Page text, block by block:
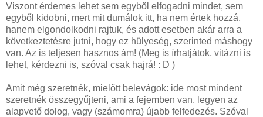
Viszont érdemes lehet sem egyből elfogadni mindet, sem
egyből kidobni, mert mit dumálok itt, ha nem értek hozzá,
hanem elgondolkodni rajtuk, és adott esetben akár arra a
következtetésre jutni, hogy ez hülyeség, szerinted máshogy
van. Az is teljesen hasznos ám! (Meg is írhatjátok, vitázni is
lehet, kérdezni is, szóval csak hajrá! : D )
Amit még szeretnék, mielőtt belevágok: ide most mindent
szeretnék összegyűjteni, ami a fejemben van, legyen az
alapvető dolog, vagy (számomra) újabb felfedezés. Szóval